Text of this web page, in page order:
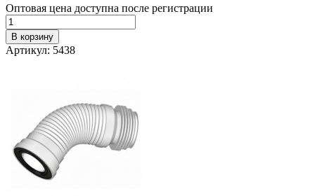
Оптовая цена доступна после регистрации
В корзину
Артикул: 5438